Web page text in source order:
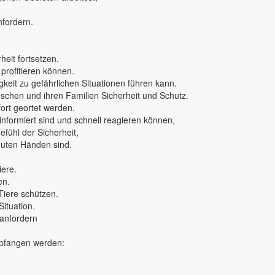
fortsetzen.
können.
zu gefährlichen Situationen führen kann.
und ihren Familien Sicherheit und Schutz.
geortet werden.
sind und schnell reagieren können,
der Sicherheit,
Händen sind.
schützen.
werden: